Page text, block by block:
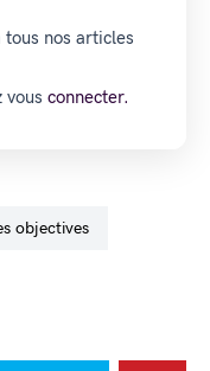
nos articles
vous connecter.
objectives